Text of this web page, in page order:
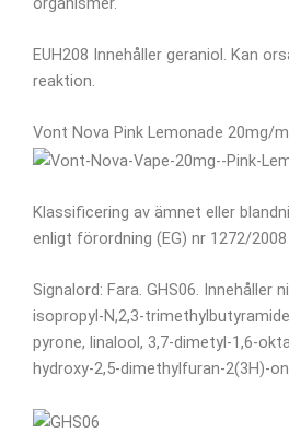
EUH208 Innehåller geraniol. Kan
reaktion.
Vont Nova Pink Lemonade 20mg/ml
Klassificering av ämnet eller
enligt förordning (EG) nr 1272/2008
Signalord: Fara. GHS06. Innehåller
isopropyl-N,2,3-
pyrone, linalool, 3,7-dimetyl-1,6-
hydroxy-2,5-dimethylfuran-2(3H)-